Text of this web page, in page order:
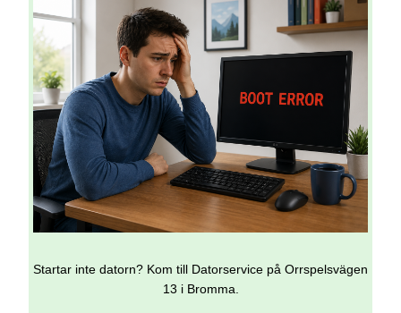
Startar inte datorn? Kom till Datorservice på Orrspelsvägen
13 i Bromma.